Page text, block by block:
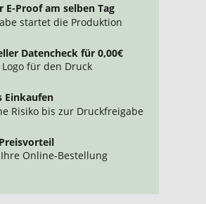
E-Proof am selben Tag
startet die Produktion
Datencheck für 0,00€
für den Druck
Einkaufen
Risiko bis zur Druckfreigabe
Online-Bestellung